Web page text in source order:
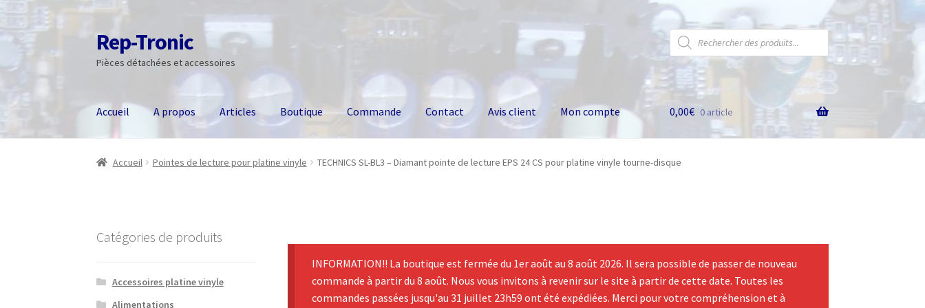
Aller
à
la
Aller
au
contenu
Rep-Tronic
Pièces détachées et accessoires
Recherche
de
produits
Accueil A propos Articles Boutique Commande Contact Avis client Mon compte 0,00€ 0 article
Accueil Pointes de lecture pour platine vinyle TECHNICS SL-BL3 – Diamant pointe de lecture EPS 24 CS pour platine vinyle tourne-disque
INFORMATION!! La boutique est fermée du 1er août au 8 août 2026. Il sera possible de passer de nouveau
commande à partir du 8 août. Nous vous invitons à revenir sur le site à partir de cette date. Toutes les
commandes passées jusqu'au 31 juillet 23h59 ont été expédiées. Merci pour votre compréhension et à
Catégories de produits
Accessoires platine vinyle
Alimentations